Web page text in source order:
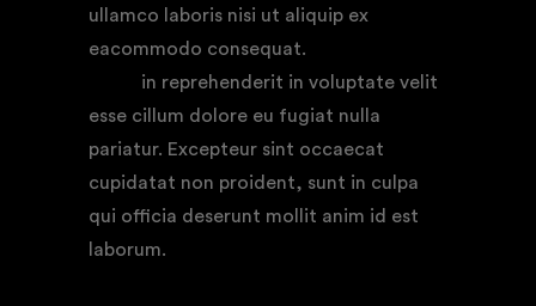
ullamco laboris nisi ut aliquip ex
eacommodo consequat.
in reprehenderit in voluptate velit
esse cillum dolore eu fugiat nulla
pariatur. Excepteur sint occaecat
cupidatat non proident, sunt in culpa
qui officia deserunt mollit anim id est
laborum.